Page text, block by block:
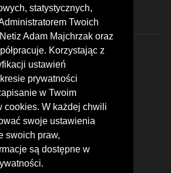
statystycznych,
Twoich
Adam Majchrzak oraz
Korzystając z
ustawień
prywatności
w Twoim
cookies. W każdej chwili
swoje ustawienia
swoich praw,
są dostępne w